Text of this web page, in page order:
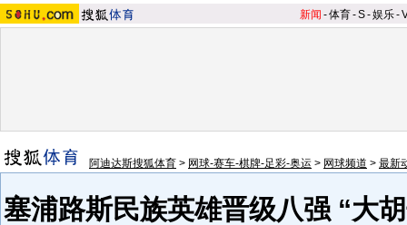
新闻 -体育-S-娱乐-
阿迪达斯搜狐体育 > 网球-赛车-棋牌-足彩-奥运 > 网球频道 > 最新
塞浦路斯民族英雄晋级八强 “大